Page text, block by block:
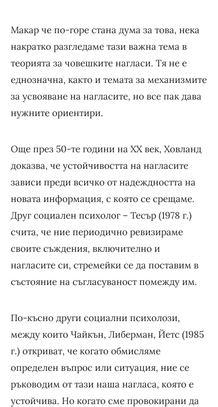
Макар че по-горе стана дума за това, нека
накратко разгледаме тази важна тема в
теорията за човешките нагласи. Тя не е
еднозначна, както и темата за механизмите
за усвояване на нагласите, но все пак дава
нужните ориентири.
Още през 50-те години на ХХ век, Ховланд
доказва, че устойчивостта на нагласите
зависи преди всичко от надеждността на
новата информация, с която се срещаме.
Друг социален психолог – Тесър (1978 г.)
счита, че ние периодично ревизираме
своите съждения, включително и
нагласите си, стремейки се да поставим в
състояние на съгласуваност помежду им.
По-късно други социални психолози,
между които Чайкън, Либерман, Йетс (1985
г.) откриват, че когато обмисляме
определен въпрос или ситуация, ние се
ръководим от тази наша нагласа, която е
устойчива. Но когато сме провокирани да